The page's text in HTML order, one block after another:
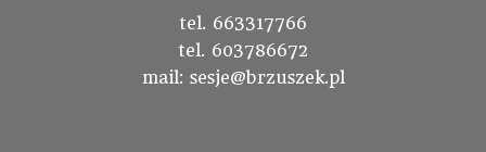
tel. 663317766
tel. 603786672
mail: sesje@brzuszek.pl